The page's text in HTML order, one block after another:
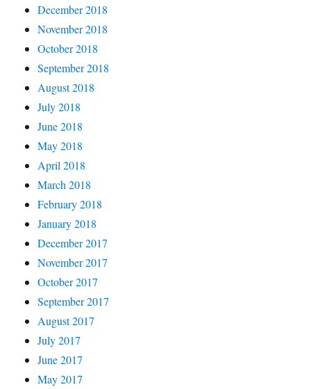
December 2018
November 2018
October 2018
September 2018
August 2018
July 2018
June 2018
May 2018
April 2018
March 2018
February 2018
January 2018
December 2017
November 2017
October 2017
September 2017
August 2017
July 2017
June 2017
May 2017